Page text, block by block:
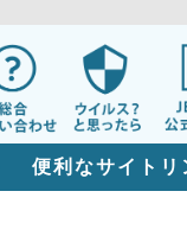
便利なサイトリ